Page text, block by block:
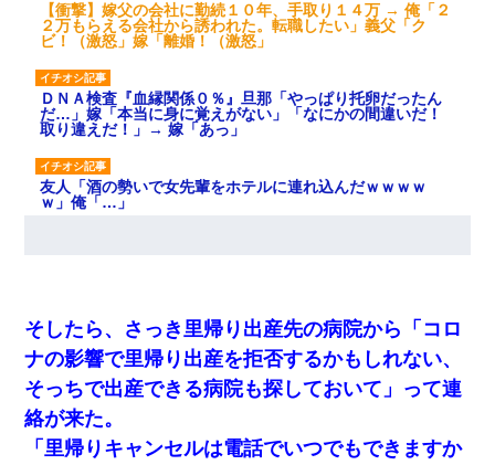
【衝撃】嫁父の会社に勤続１０年、手取り１４万 → 俺「２
２万もらえる会社から誘われた。転職したい」義父「ク
ビ！（激怒」嫁「離婚！（激怒」
ＤＮＡ検査『血縁関係０％』旦那「やっぱり托卵だったん
だ…」嫁「本当に身に覚えがない」「なにかの間違いだ！
取り違えだ！」→ 嫁「あっ」
友人「酒の勢いで女先輩をホテルに連れ込んだｗｗｗｗ
ｗ」俺「…」
【悲報】お風呂で父親と姉が完全に行為してるんだが...
放置子が病院送りになったらしい → 俺（二度と帰ってくる
なよ…嫁を半身不随にしやがった恨みは、正直こんなもん
じゃ晴れない）
そしたら、さっき里帰り出産先の病院から「コロ
ナの影響で里帰り出産を拒否するかもしれない、
そっちで出産できる病院も探しておいて」って連
絡が来た。
「里帰りキャンセルは電話でいつでもできますか